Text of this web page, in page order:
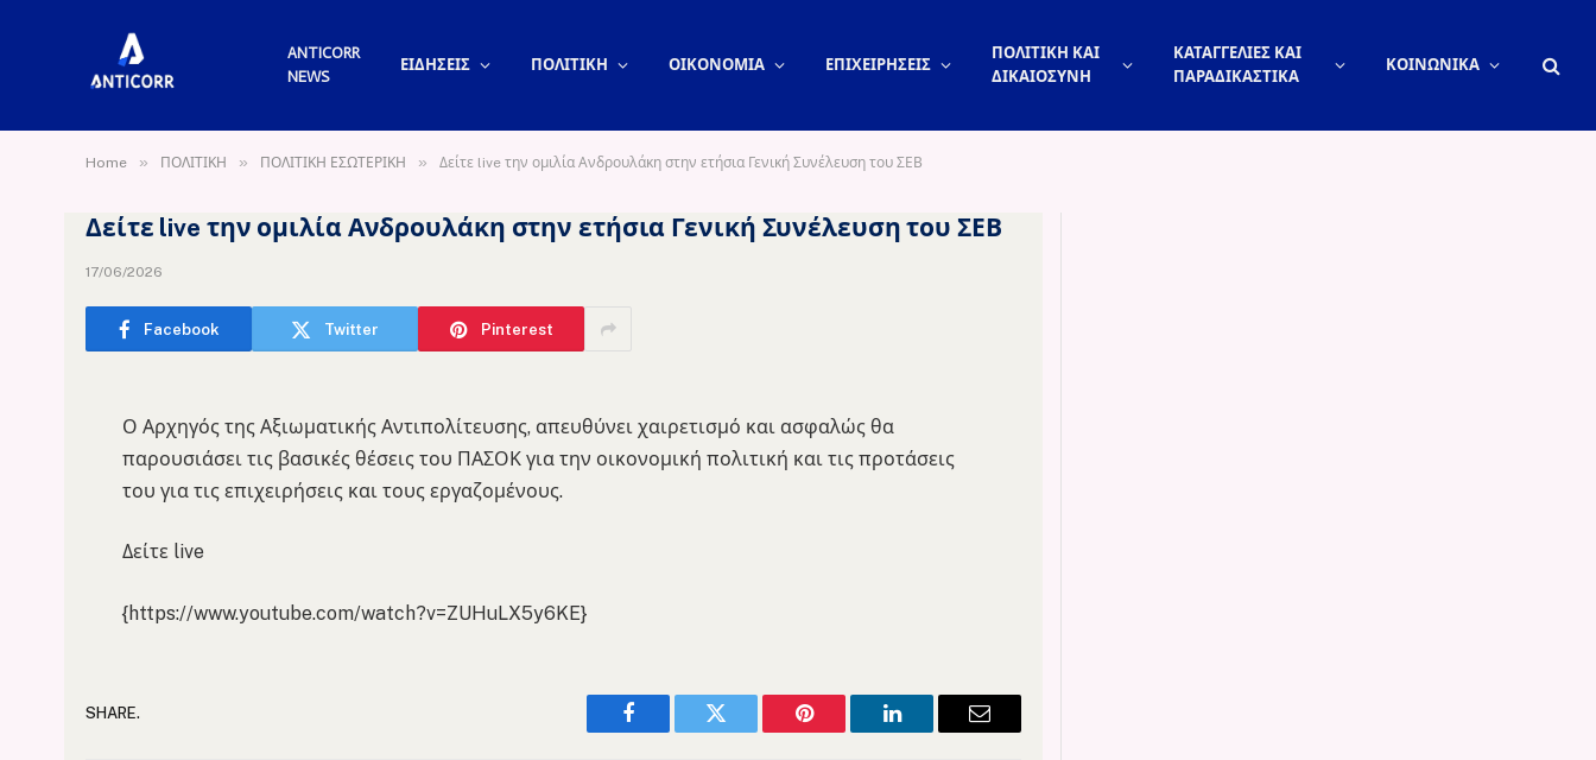
ANTICORR
NEWS
ΕΙΔΗΣΕΙΣ ΠΟΛΙΤΙΚΗ ΟΙΚΟΝΟΜΙΑ ΕΠΙΧΕΙΡΗΣΕΙΣ
ΠΟΛΙΤΙΚΗ ΚΑΙ
ΔΙΚΑΙΟΣΥΝΗ
ΚΑΤΑΓΓΕΛΙΕΣ ΚΑΙ
ΠΑΡΑΔΙΚΑΣΤΙΚΑ
ΚΟΙΝΩΝΙΚΑ
Home » ΠΟΛΙΤΙΚΗ » ΠΟΛΙΤΙΚΗ ΕΣΩΤΕΡΙΚΗ » Δείτε live την ομιλία Ανδρουλάκη στην ετήσια Γενική Συνέλευση του ΣΕΒ
Δείτε live την ομιλία Ανδρουλάκη στην ετήσια Γενική Συνέλευση του ΣΕΒ
17/06/2026
Facebook Twitter Pinterest
Ο Αρχηγός της Αξιωματικής Αντιπολίτευσης, απευθύνει χαιρετισμό και ασφαλώς θα
παρουσιάσει τις βασικές θέσεις του ΠΑΣΟΚ για την οικονομική πολιτική και τις προτάσεις
του για τις επιχειρήσεις και τους εργαζομένους.
Δείτε live
{https://www.youtube.com/watch?v=ZUHuLX5y6KE}
SHARE.
Facebook Twitter Pinterest LinkedIn Email